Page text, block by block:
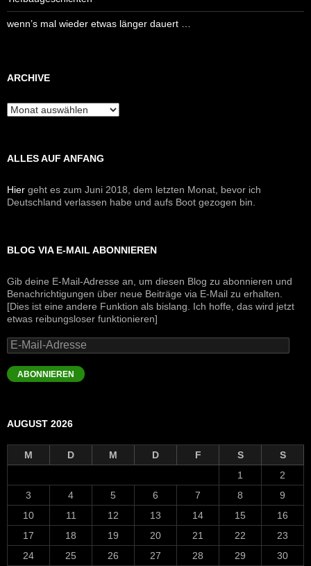
wenn’s mal wieder etwas länger dauert …
ARCHIVE
Archive
ALLES AUF ANFANG
Hier geht es zum Juni 2018, dem letzten Monat, bevor ich
Deutschland verlassen habe und aufs Boot gezogen bin.
BLOG VIA E-MAIL ABONNIEREN
Gib deine E-Mail-Adresse an, um diesen Blog zu abonnieren und
Benachrichtigungen über neue Beiträge via E-Mail zu erhalten.
[Dies ist eine andere Funktion als bislang. Ich hoffe, das wird jetzt
etwas reibungsloser funktionieren]
E-
Mail-
Adresse
ABONNIEREN
AUGUST 2026
M D M D F S
S
1
2
3
4 5 6 7 8
9
10
11 12 13 14 15
16
17
18 19 20 21 22
23
24
25 26 27 28 29 30